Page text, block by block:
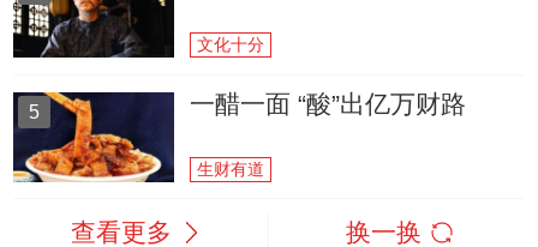
文化十分
5 一醋一面 “酸”出亿万财路
生财有道
查看更多 换一换